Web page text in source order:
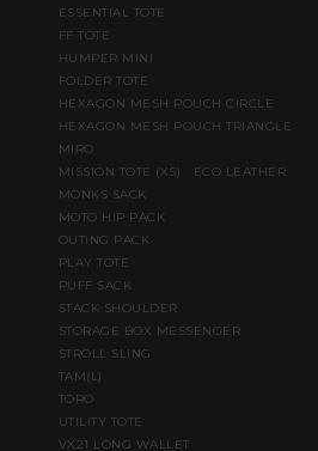
ESSENTIAL TOTE
FF TOTE
HUMPER MINI
FOLDER TOTE
HEXAGON MESH POUCH CIRCLE
HEXAGON MESH POUCH TRIANGLE
MIRO
MISSION TOTE (XS) ECO LEATHER
MONKS SACK
MOTO HIP PACK
OUTING PACK
PLAY TOTE
PUFF SACK
STACK SHOULDER
STORAGE BOX MESSENGER
STROLL SLING
TAM(L)
TORO
UTILITY TOTE
VX21 LONG WALLET